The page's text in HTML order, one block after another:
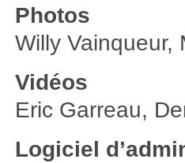
Photos
Willy Vainqueur,
Vidéos
Eric Garreau,
Logiciel